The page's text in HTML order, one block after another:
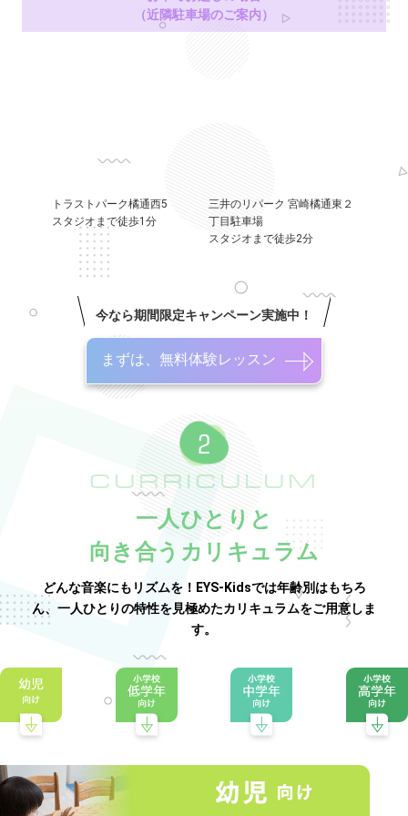
（近隣駐車場のご案内）
トラストパーク橘通西5
スタジオまで徒歩1分
三井のリパーク 宮崎橘通東２
丁目駐車場
スタジオまで徒歩2分
今なら期間限定キャンペーン実施中！
まずは、無料体験レッスン
CURRICULUM
一人ひとりと
向き合うカリキュラム
どんな音楽にもリズムを！EYS-Kidsでは年齢別はもちろ
ん、一人ひとりの特性を見極めたカリキュラムをご用意しま
す。